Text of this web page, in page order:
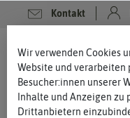
Kontakt
Wir verwenden Cookies
Website und verarbeiten
Besucher:innen unserer
Inhalte und Anzeigen zu
Drittanbietern